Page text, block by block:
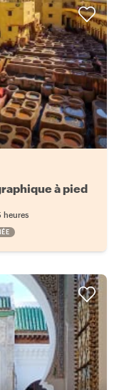
à pied
heures